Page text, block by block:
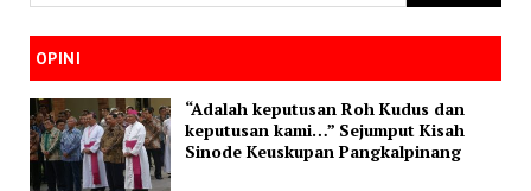
OPINI
“Adalah keputusan Roh Kudus dan
keputusan kami…” Sejumput Kisah
Sinode Keuskupan Pangkalpinang